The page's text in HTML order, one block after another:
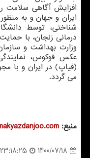
افزایش آگاهی سلامت
ایران و جهان و به
شناختی، توسط
درمانی زنجان، با
وزارت بهداشت و
عکس فوکوس،
(فیاپ) در ایران و با
می گردد.
منبع:
1400/07/18
23:18:25